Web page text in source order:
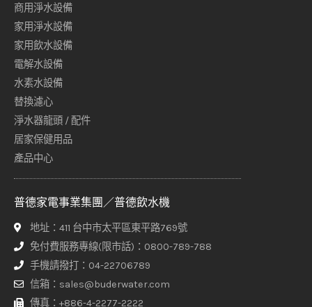
商用淨水設備
家用淨水設備
家用飲水設備
電解水設備
水素水設備
替換濾心
淨水器龍頭 / 配件
居家保健用品
產品中心
普德家電事業集團／普德飲水機
地址：411 台中市太平區東平路769號
免付費服務專線(限市話)：0800-789-788
手機請撥打：04-22706789
信箱：sales@buderwater.com
傳真：+886-4-2277-2222